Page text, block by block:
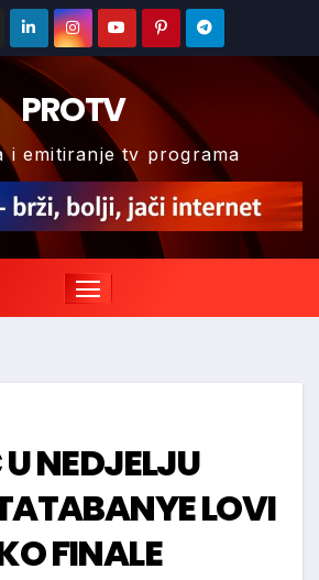
PROTV
i emitiranje tv programa
NEDJELJU
LOVI
FINALE